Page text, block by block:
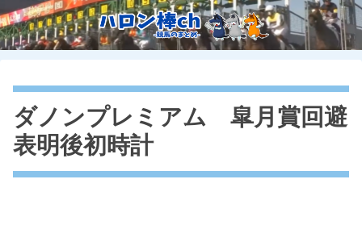
ダノンプレミアム 皐月賞回避
表明後初時計